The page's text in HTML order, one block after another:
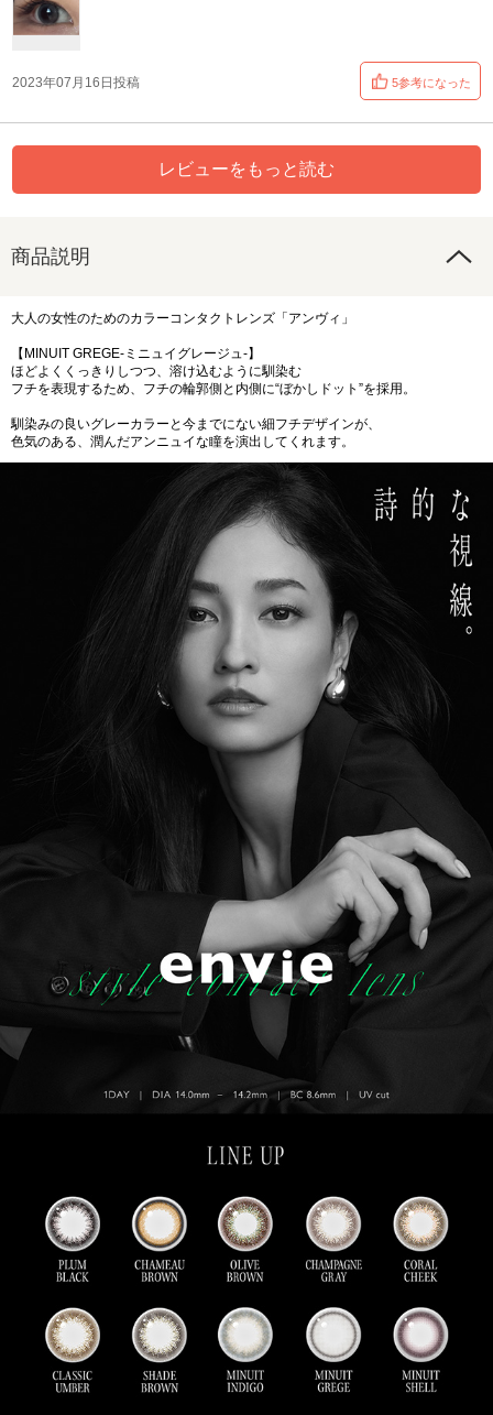
2023年07月16日投稿 5参考になった
レビューをもっと読む
商品説明
大人の女性のためのカラーコンタクトレンズ「アンヴィ」
【MINUIT GREGE-ミニュイグレージュ-】
ほどよくくっきりしつつ、溶け込むように馴染む
フチを表現するため、フチの輪郭側と内側に“ぼかしドット”を採用。
馴染みの良いグレーカラーと今までにない細フチデザインが、
色気のある、潤んだアンニュイな瞳を演出してくれます。